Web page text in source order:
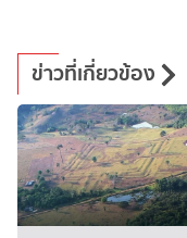
ข่าวที่เกี่ยวข้อง